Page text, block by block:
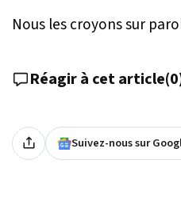
Nous les croyons sur
Réagir à cet article(0
Suivez-nous sur